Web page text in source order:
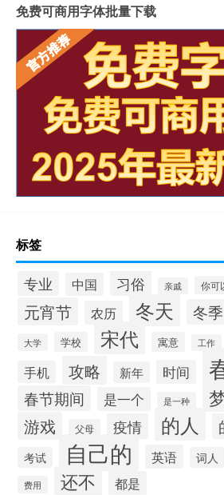
免费可商用字体批量下载
标签
专业 中国 习俗 亲戚 你可
元宵节 农历 冬天 冬季
大学 学校 宋代 寓意 工作
手机 攻略 新年 时间
春节期间 是一个 是一种
游戏 父母 疫情 的人
考试 自己的 英语 词人
费用 还不 都是